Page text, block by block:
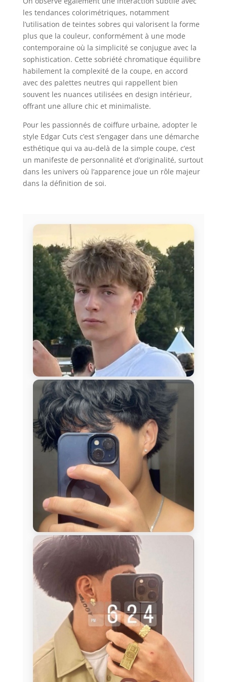
les tendances colorimétriques, notamment
l’utilisation de teintes sobres qui valorisent la forme
plus que la couleur, conformément à une mode
contemporaine où la simplicité se conjugue avec la
sophistication. Cette sobriété chromatique équilibre
habilement la complexité de la coupe, en accord
avec des palettes neutres qui rappellent bien
souvent les nuances utilisées en design intérieur,
offrant une allure chic et minimaliste.
Pour les passionnés de coiffure urbaine, adopter le
style Edgar Cuts c’est s’engager dans une démarche
esthétique qui va au-delà de la simple coupe, c’est
un manifeste de personnalité et d’originalité, surtout
dans les univers où l’apparence joue un rôle majeur
dans la définition de soi.